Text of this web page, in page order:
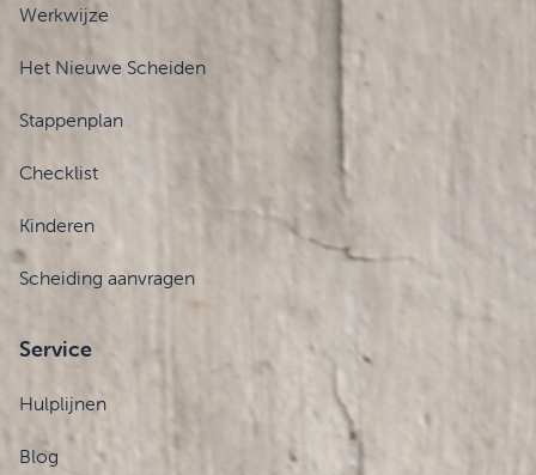
Werkwijze
Het Nieuwe Scheiden
Stappenplan
Checklist
Kinderen
Scheiding aanvragen
Service
Hulplijnen
Blog